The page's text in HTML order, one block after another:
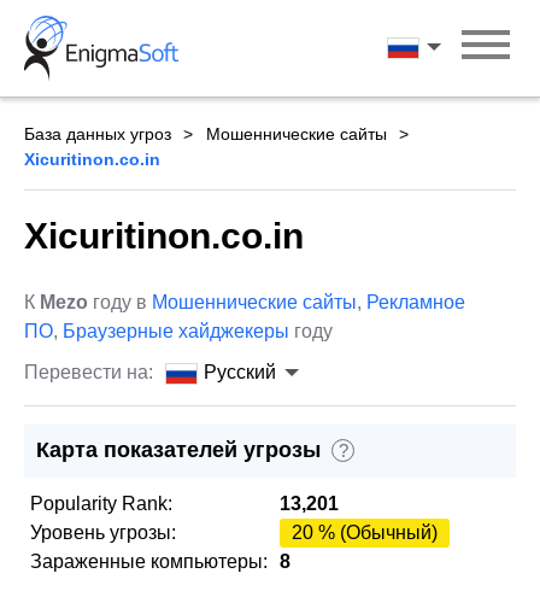
Skip
content
Русский
База данных угроз
Мошеннические сайты
Xicuritinon.co.in
Xicuritinon.co.in
К Mezo году в Мошеннические сайты, Рекламное
ПО, Браузерные хайджекеры году
Перевести на:
Русский
Карта показателей угрозы ?
Popularity Rank:
13,201
Уровень угрозы:
20 % (Обычный)
Зараженные компьютеры:
8